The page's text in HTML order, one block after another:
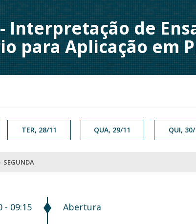
- Interpretação de
para Aplicação em
TER, 28/11 QUA, 29/11 QUI, 30/
SEGUNDA
- 09:15 Abertura